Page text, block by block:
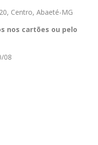
Centro, Abaeté-MG
nos cartões ou pelo
08